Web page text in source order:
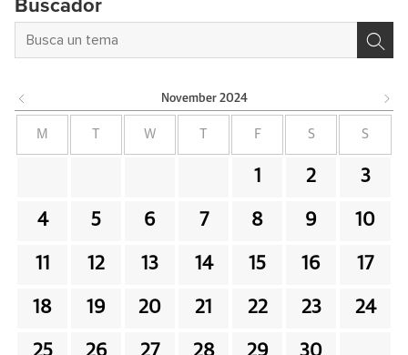
Buscador
November 2024
M W F S S
1 2 3
4 5 6 7 8 9 10
11 12 13 14 15 16 17
18 19 20 21 22 23 24
25 26 27 28 29 30